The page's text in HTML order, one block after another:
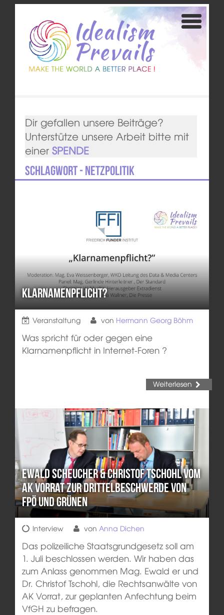
Dir gefallen unsere Beiträge?
Unterstütze unsere Arbeit bitte mit
einer SPENDE
Schlagwort - Netzpolitik
Klarnamenpflicht?
Veranstaltung von Hermann Georg Böhm
Was spricht für oder gegen eine
Klarnamenpflicht in Internet-Foren ?
Weiterlesen
Ewald Scheucher & Christof Tschohl vom
Ak Vorrat zur Drittelbeschwerde von
FPÖ und Grünen
Interview von Anna Dichen
Das polizeiliche Staatsgrundgesetz soll am
1. Juli beschlossen werden. Wir haben das
zum Anlass genommen Mag. Ewald er und
Dr. Christof Tschohl, die Rechtsanwälte von
AK Vorrat, zur geplanten Anfechtung beim
VfGH zu befragen.